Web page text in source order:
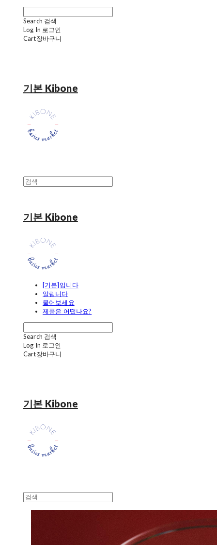
Search 검색
Log In 로그인
Cart장바구니
기본 Kibone
기본 Kibone
[기본]입니다
알립니다
물어보세요
제품은 어땠나요?
Search 검색
Log In 로그인
Cart장바구니
기본 Kibone